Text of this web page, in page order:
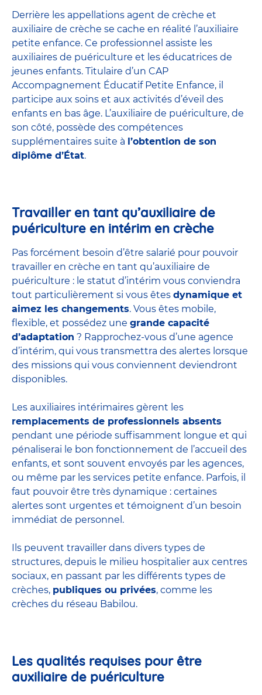
Derrière les appellations agent de crèche et
auxiliaire de crèche se cache en réalité l’auxiliaire
petite enfance. Ce professionnel assiste les
auxiliaires de puériculture et les éducatrices de
jeunes enfants. Titulaire d’un CAP
Accompagnement Éducatif Petite Enfance, il
participe aux soins et aux activités d’éveil des
enfants en bas âge. L’auxiliaire de puériculture, de
son côté, possède des compétences
supplémentaires suite à l’obtention de son
diplôme d’État.
Travailler en tant qu’auxiliaire de
puériculture en intérim en crèche
Pas forcément besoin d’être salarié pour pouvoir
travailler en crèche en tant qu’auxiliaire de
puériculture : le statut d’intérim vous conviendra
tout particulièrement si vous êtes dynamique et
aimez les changements. Vous êtes mobile,
flexible, et possédez une grande capacité
d’adaptation ? Rapprochez-vous d’une agence
d’intérim, qui vous transmettra des alertes lorsque
des missions qui vous conviennent deviendront
disponibles.
Les auxiliaires intérimaires gèrent les
remplacements de professionnels absents
pendant une période suffisamment longue et qui
pénaliserai le bon fonctionnement de l’accueil des
enfants, et sont souvent envoyés par les agences,
ou même par les services petite enfance. Parfois, il
faut pouvoir être très dynamique : certaines
alertes sont urgentes et témoignent d’un besoin
immédiat de personnel.
Ils peuvent travailler dans divers types de
structures, depuis le milieu hospitalier aux centres
sociaux, en passant par les différents types de
crèches, publiques ou privées, comme les
crèches du réseau Babilou.
Les qualités requises pour être
auxiliaire de puériculture